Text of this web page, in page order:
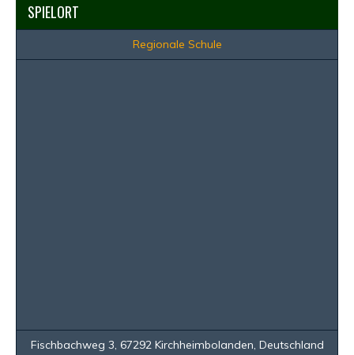
SPIELORT
Regionale Schule
Fischbachweg 3, 67292 Kirchheimbolanden, Deutschland